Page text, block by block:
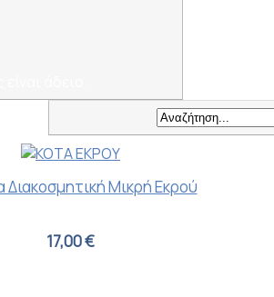
άδειο.
Διακοσμητική Μικρή Εκρού
17,00 €